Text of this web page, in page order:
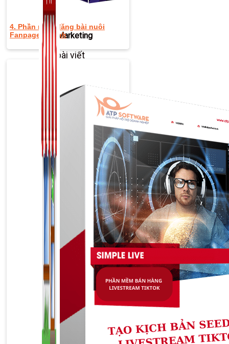
Zalo Marketing
104 bài viết
New
4. Phần mềm đăng bài nuôi
Fanpage vệ tinh